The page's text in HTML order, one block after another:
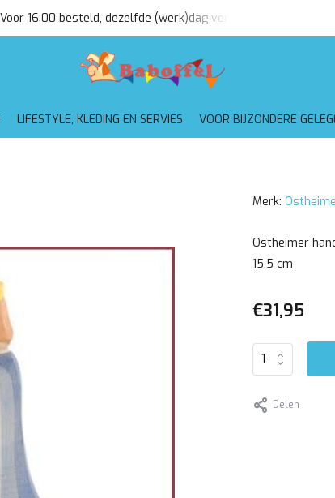
Voor 16:00 besteld, dezelfde (werk)dag verzonden
LIFESTYLE, KLEDING EN SERVIES VOOR BIJZONDERE
Merk:
Ostheimer
15,5 cm
€31,95
Delen